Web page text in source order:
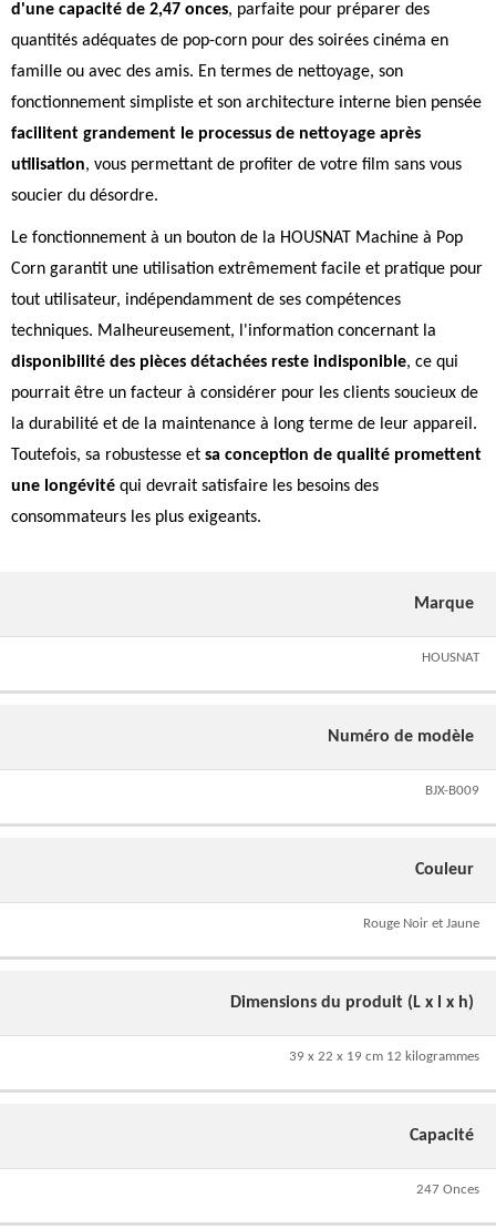
d'une capacité de 2,47 onces, parfaite pour préparer des
quantités adéquates de pop-corn pour des soirées cinéma en
famille ou avec des amis. En termes de nettoyage, son
fonctionnement simpliste et son architecture interne bien pensée
facilitent grandement le processus de nettoyage après
utilisation, vous permettant de profiter de votre film sans vous
soucier du désordre.
Le fonctionnement à un bouton de la HOUSNAT Machine à Pop
Corn garantit une utilisation extrêmement facile et pratique pour
tout utilisateur, indépendamment de ses compétences
techniques. Malheureusement, l'information concernant la
disponibilité des pièces détachées reste indisponible, ce qui
pourrait être un facteur à considérer pour les clients soucieux de
la durabilité et de la maintenance à long terme de leur appareil.
Toutefois, sa robustesse et sa conception de qualité promettent
une longévité qui devrait satisfaire les besoins des
consommateurs les plus exigeants.
Marque
HOUSNAT
Numéro de modèle
BJX-B009
Couleur
Rouge Noir et Jaune
Dimensions du produit (L x l x h)
39 x 22 x 19 cm 12 kilogrammes
Capacité
247 Onces